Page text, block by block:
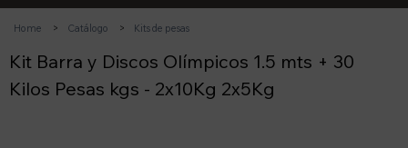
Home Catálogo Kits de pesas
Kit Barra y Discos Olímpicos 1.5 mts + 30
Kilos Pesas kgs - 2x10Kg 2x5Kg